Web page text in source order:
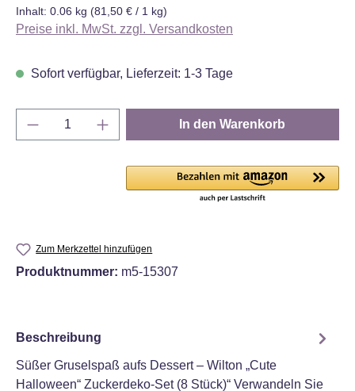
Inhalt: 0.06 kg (81,50 € / 1 kg)
Preise inkl. MwSt. zzgl. Versandkosten
Sofort verfügbar, Lieferzeit: 1-3 Tage
Produkt Anzahl: Gib den gewünschten
In den Warenkorb
Zum Merkzettel hinzufügen
Produktnummer: m5-15307
Beschreibung
Süßer Gruselspaß aufs Dessert – Wilton „Cute
Halloween“ Zuckerdeko‑Set (8 Stück)“ Verwandeln Sie